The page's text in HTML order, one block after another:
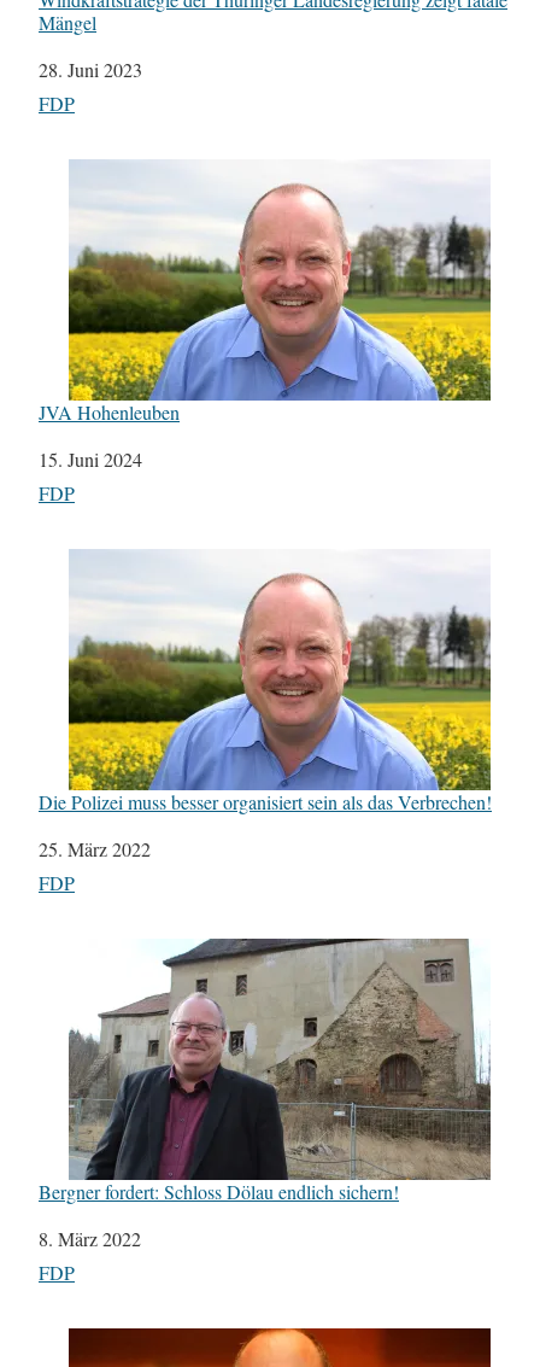
Mängel
Datum
28. Juni 2023
In Bezug auf
FDP
JVA Hohenleuben
Datum
15. Juni 2024
In Bezug auf
FDP
Die Polizei muss besser organisiert sein als das Verbrechen!
Datum
25. März 2022
In Bezug auf
FDP
Bergner fordert: Schloss Dölau endlich sichern!
Datum
8. März 2022
In Bezug auf
FDP